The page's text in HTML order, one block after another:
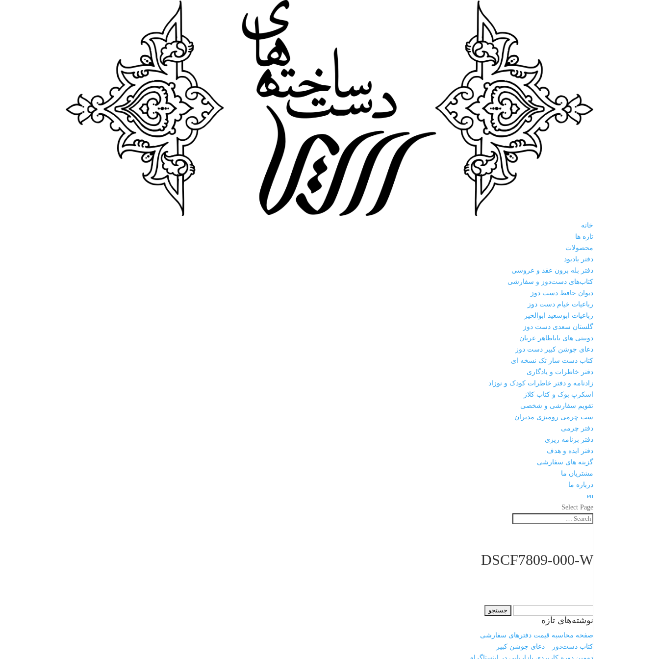
خانه
تازه ها
محصولات
دفتر یادبود
دفتر بله برون عقد و عروسی
کتاب‌های دست‌دوز و سفارشی
دیوان حافظ دست دوز
رباعیات خیام دست دوز
رباعیات ابوسعید ابوالخیر
گلستان سعدی دست دوز
دوبیتی های باباطاهر عریان
دعای جوشن کبیر دست دوز
کتاب دست ساز تک نسخه ای
دفتر خاطرات و یادگاری
زادنامه و دفتر خاطرات کودک و نوزاد
اسکرپ بوک و کتاب کلاژ
تقویم سفارشی و شخصی
ست چرمی رومیزی مدیران
دفتر چرمی
دفتر برنامه ریزی
دفتر ایده و هدف
گزینه های سفارشی
مشتریان ما
درباره ما
en
Select Page
DSCF7809-000-W
برای:
نوشته‌های تازه
صفحه محاسبه قیمت دفترهای سفارشی
کتاب دست‌دوز – دعای جوشن کبیر